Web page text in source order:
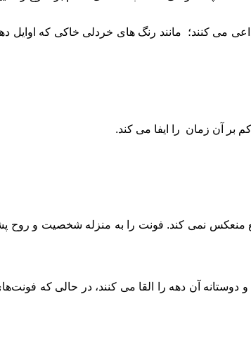
بر آن زمان را ایفا می کند.
منعکس نمی ‌کند. فونت را به منزله شخصیت و